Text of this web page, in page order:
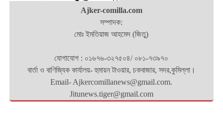
Ajker-comilla.com
সম্পাদক:
মোঃ ইমতিয়াজ আহমেদ (জিতু)
যোগাযোগ : ০১৬৭৬-৩২৭৫০৪/ ০৮১-৭৩৯৭০
বার্তা ও বাণিজ্যিক কার্যালয়- হুমায়ন টাওয়ার, চকবাজার, সদর,কুমিল্লা।
Email- Ajkercomillanews@gmail.com.
Jitunews.tiger@gmail.com